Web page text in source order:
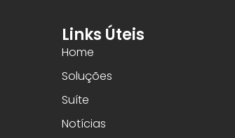
Links Úteis
Home
Soluções
Suíte
Notícias